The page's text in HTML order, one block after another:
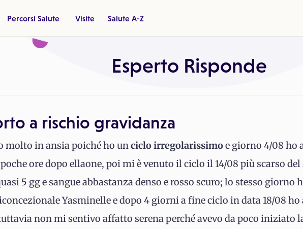
Percorsi Salute Visite Salute A-Z
Esperto Risponde
a rischio gravidanza
molto in ansia poiché ho unciclo irregolarissimoe giorno 4/08 ho
ore dopo ellaone, poi mi è venuto il ciclo il 14/08 più scarso
5 gg e sangue abbastanza denso e rosso scuro; lo stesso giorno
Yasminelle e dopo 4 giorni a fine ciclo in data 18/08
non mi sentivo affatto serena perché avevo da poco iniziato